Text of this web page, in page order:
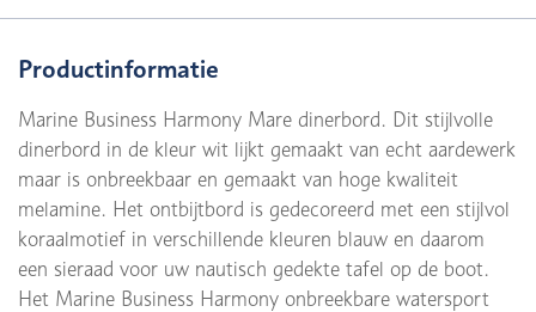
Productinformatie
Marine Business Harmony Mare dinerbord. Dit stijlvolle
dinerbord in de kleur wit lijkt gemaakt van echt aardewerk
maar is onbreekbaar en gemaakt van hoge kwaliteit
melamine. Het ontbijtbord is gedecoreerd met een stijlvol
koraalmotief in verschillende kleuren blauw en daarom
een sieraad voor uw nautisch gedekte tafel op de boot.
Het Marine Business Harmony onbreekbare watersport